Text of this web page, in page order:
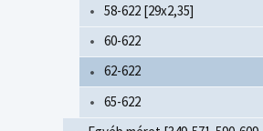
58-622 [29x2,35]
60-622
62-622
65-622